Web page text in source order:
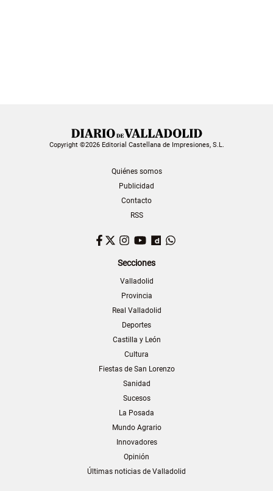
Copyright ©2026 Editorial Castellana de Impresiones, S.L.
Quiénes somos
Publicidad
Contacto
RSS
Facebook
TwitterInstagram
YouTubeDailymotion
Secciones
Valladolid
Provincia
Real Valladolid
Deportes
Castilla y León
Cultura
Fiestas de San Lorenzo
Sanidad
Sucesos
La Posada
Mundo Agrario
Innovadores
Opinión
Últimas noticias de Valladolid